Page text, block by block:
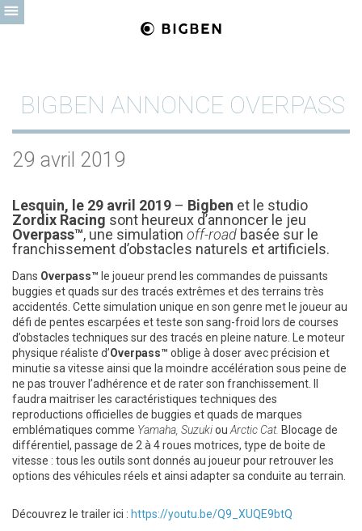
BIGBEN ANNONCE OVERPASS
29 avril 2019
Lesquin, le 29 avril 2019 – Bigben et le studio
Zordix Racing sont heureux d’annoncer le jeu
Overpass™, une simulation off-road basée sur le
franchissement d’obstacles naturels et artificiels.
Dans Overpass™ le joueur prend les commandes de puissants
buggies et quads sur des tracés extrêmes et des terrains très
accidentés. Cette simulation unique en son genre met le joueur au
défi de pentes escarpées et teste son sang-froid lors de courses
d’obstacles techniques sur des tracés en pleine nature. Le moteur
physique réaliste d’Overpass™ oblige à doser avec précision et
minutie sa vitesse ainsi que la moindre accélération sous peine de
ne pas trouver l’adhérence et de rater son franchissement. Il
faudra maitriser les caractéristiques techniques des
reproductions officielles de buggies et quads de marques
emblématiques comme Yamaha, Suzukiou Arctic Cat. Blocage de
différentiel, passage de 2 à 4 roues motrices, type de boite de
vitesse : tous les outils sont donnés au joueur pour retrouver les
options des véhicules réels et ainsi adapter sa conduite au terrain.
Découvrez le trailer ici : https://youtu.be/Q9_XUQE9btQ